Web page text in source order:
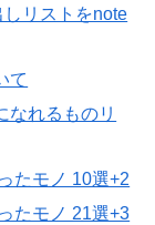
リストをnote
て
なれるものリ
たモノ 10選+2
たモノ 21選+3